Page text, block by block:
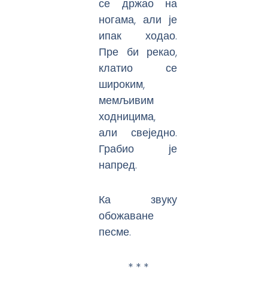
се држао на
ногама, али је
ипак ходао.
Пре би рекао,
клатио се
широким,
мемљивим
ходницима,
али свеједно.
Грабио је
напред.
Ка звуку
обожаване
песме.
* * *